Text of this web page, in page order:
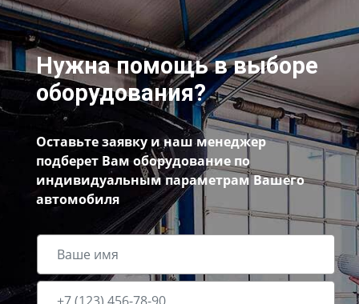
Нужна помощь в выборе
оборудования?
Оставьте заявку и наш менеджер
подберет Вам оборудование по
индивидуальным параметрам Вашего
автомобиля